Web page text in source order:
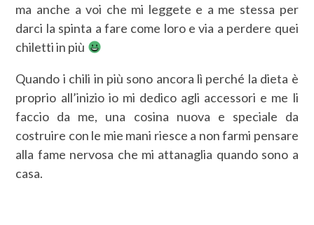
ma anche a voi che mi leggete e a me stessa per
darci la spinta a fare come loro e via a perdere quei
chiletti in più
Quando i chili in più sono ancora lì perché la dieta è
proprio all’inizio io mi dedico agli accessori e me li
faccio da me, una cosina nuova e speciale da
costruire con le mie mani riesce a non farmi pensare
alla fame nervosa che mi attanaglia quando sono a
casa.